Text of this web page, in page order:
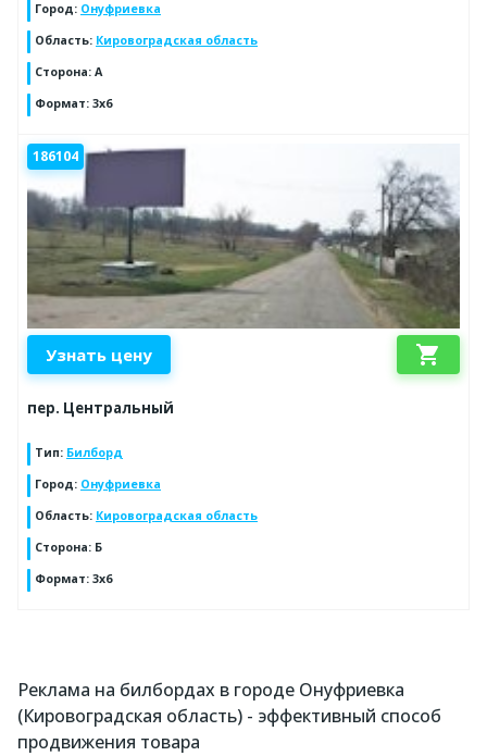
Город: Онуфриевка
Область: Кировоградская область
Сторона: А
Формат: 3х6
186104
Узнать цену shopping_cart
пер. Центральный
Тип: Билборд
Город: Онуфриевка
Область: Кировоградская область
Сторона: Б
Формат: 3х6
Реклама на билбордах в городе Онуфриевка
(Кировоградская область) - эффективный способ
продвижения товара